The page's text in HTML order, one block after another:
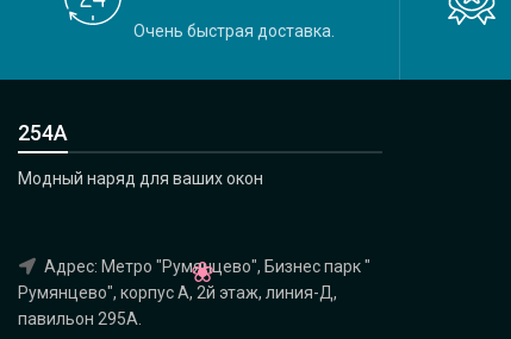
Очень быстрая доставка.
254А
Модный наряд для ваших окон
Адрес: Метро "Румянцево", Бизнес парк "
Румянцево", корпус А, 2й этаж, линия-Д,
павильон 295A.